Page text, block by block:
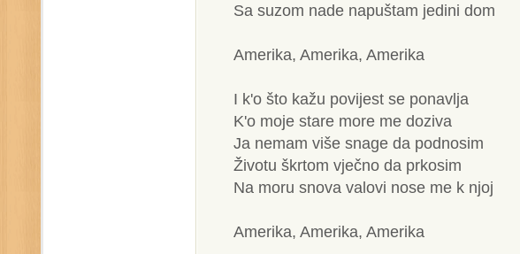
Sa suzom nade napuštam jedini dom
Amerika, Amerika, Amerika
I k'o što kažu povijest se ponavlja
K'o moje stare more me doziva
Ja nemam više snage da podnosim
Životu škrtom vječno da prkosim
Na moru snova valovi nose me k njoj
Amerika, Amerika, Amerika